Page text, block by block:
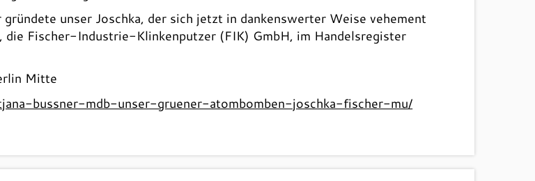
unser Joschka, der sich jetzt in dankenswerter Weise vehement
Fischer-Industrie-Klinkenputzer (FIK) GmbH, im Handelsregister
Mitte
bussner-mdb-unser-gruener-atombomben-joschka-fischer-mu/